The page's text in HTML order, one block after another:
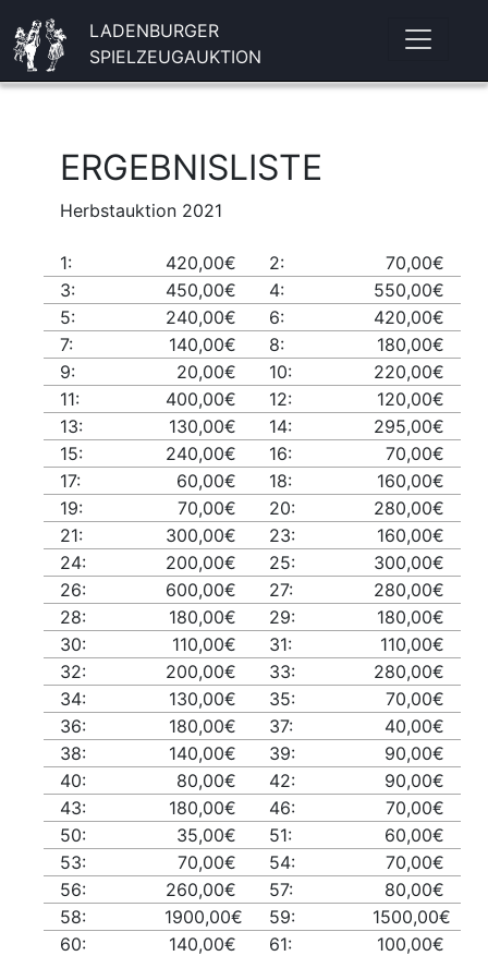
LADENBURGER
SPIELZEUGAUKTION
ERGEBNISLISTE
Herbstauktion 2021
1: 420,00€ 2:
70,00€
3:
450,00€ 4:
550,00€
5:
240,00€ 6:
420,00€
7:
140,00€ 8:
180,00€
9:
20,00€ 10:
220,00€
11:
400,00€ 12:
120,00€
13:
130,00€ 14:
295,00€
15:
240,00€ 16:
70,00€
17:
60,00€ 18:
160,00€
19:
70,00€ 20:
280,00€
21:
300,00€ 23:
160,00€
24:
200,00€ 25:
300,00€
26:
600,00€ 27:
280,00€
28:
180,00€ 29:
180,00€
30:
110,00€ 31:
110,00€
32:
200,00€ 33:
280,00€
34:
130,00€ 35:
70,00€
36:
180,00€ 37:
40,00€
38:
140,00€ 39:
90,00€
40:
80,00€ 42:
90,00€
43:
180,00€ 46:
70,00€
50:
35,00€ 51:
60,00€
53:
70,00€ 54:
70,00€
56:
260,00€ 57:
80,00€
58:
1900,00€ 59:
1500,00€
60:
140,00€ 61:
100,00€